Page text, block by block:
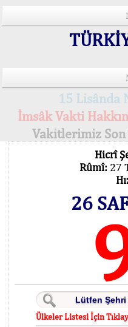
15 Lisânda
İmsâk Vakti
Vakitlerimiz Son
Hicrî
Rûmî: 27
26
Ülkeler Listesi İçin